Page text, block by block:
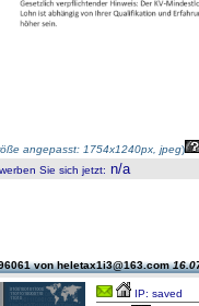
angepasst: 1754x1240px, jpeg)
Sie sich jetzt: n/a
von heletax1i3@163.com
IP: saved